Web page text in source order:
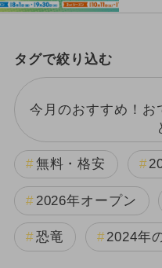
タグで絞り込む
今月のおすすめ！お
無料・格安
2026年オープン
恐竜 2024年